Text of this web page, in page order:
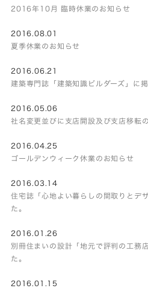
2016年10月 臨時休業のお知らせ
2016.08.01
夏季休業のお知らせ
2016.06.21
建築専門誌「建築知識ビルダーズ」に
2016.05.06
社名変更並びに支店開設及び支店移転
2016.04.25
ゴールデンウィーク休業のお知らせ
2016.03.14
住宅誌「心地よい暮らしの間取りとデ
た。
2016.01.26
別冊住まいの設計「地元で評判の工務
た。
2016.01.15